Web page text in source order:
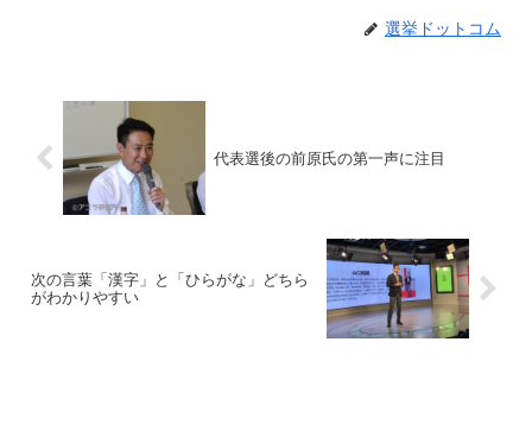
選挙ドットコム
代表選後の前原氏の第一声に注目
次の言葉「漢字」と「ひらがな」どちら
がわかりやすい